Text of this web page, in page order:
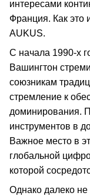
интересами
Франция. Как это
AUKUS.
С начала 1990-х
Вашингтон
союзникам
стремление к
доминирования.
инструментов в
Важное место в
глобальной
которой
Однако далеко